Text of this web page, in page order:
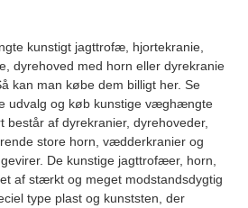
kunstigt jagttrofæ, hjortekranie,
dyrehoved med horn eller dyrekranie
kan man købe dem billigt her. Se
udvalg og køb kunstige væghængte
af dyrekranier, dyrehoveder,
store horn, vædderkranier og
De kunstige jagttrofæer, horn,
af stærkt og meget modstandsdygtig
type plast og kunststen, der